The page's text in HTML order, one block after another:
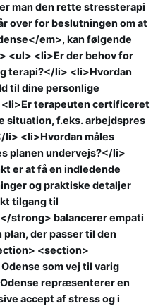
man den rette stressterapi
over for beslutningen om at
em>, kan følgende
<ul> <li>Er der behov for
terapi?</li> <li>Hvordan
til dine personlige
terapeuten certificeret
situation, f.eks. arbejdspres
<li>Hvordan måles
planen undervejs?</li>
er at få en indledende
og praktiske detaljer
tilgang til
strong> balancerer empati
der passer til den
<section>
som vej til varig
repræsenterer en
accept af stress og i